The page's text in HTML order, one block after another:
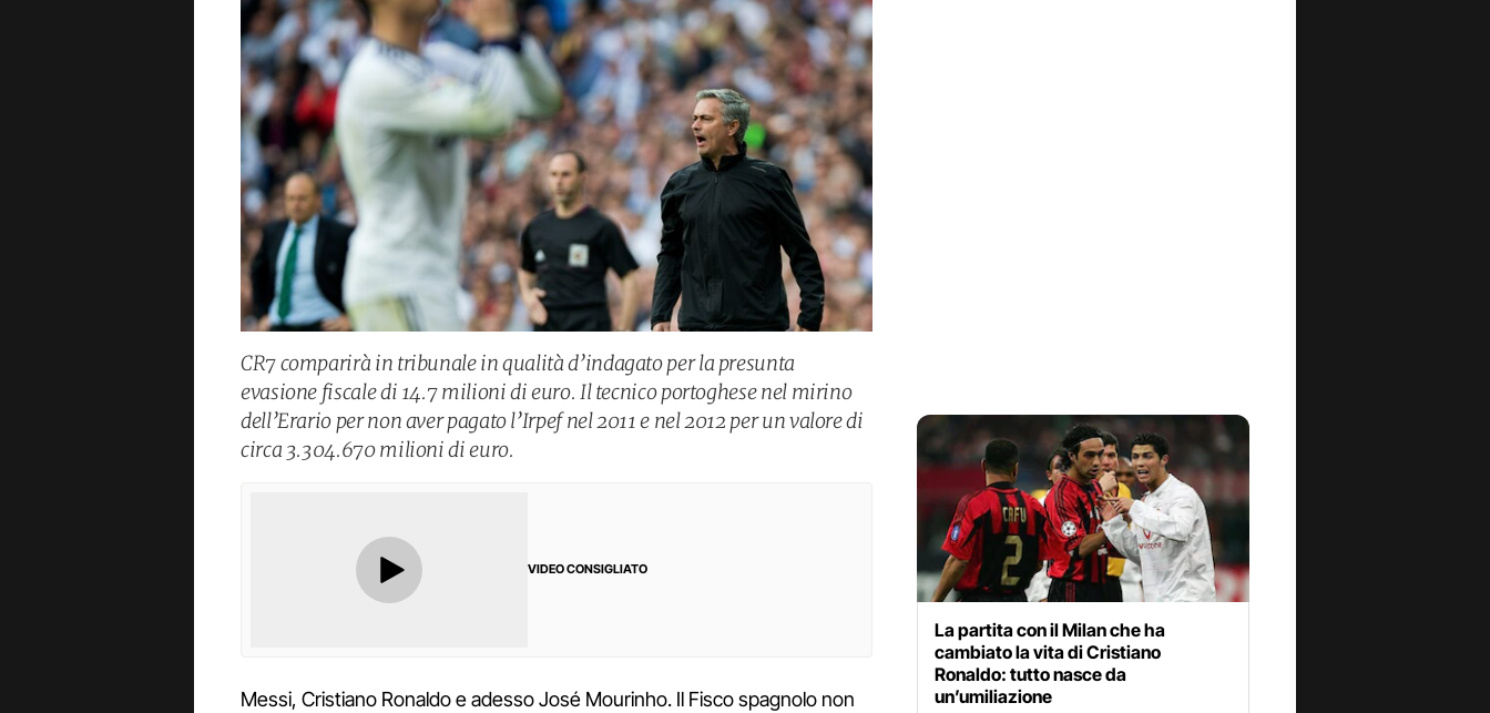
CR7 comparirà in tribunale in qualità d’indagato per la presunta
evasione fiscale di 14.7 milioni di euro. Il tecnico portoghese nel mirino
dell’Erario per non aver pagato l’Irpef nel 2011 e nel 2012 per un valore di
circa 3.304.670 milioni di euro.
VIDEO CONSIGLIATO
Messi, Cristiano Ronaldo e adesso José Mourinho. Il Fisco spagnolo non
La partita con il Milan che ha
cambiato la vita di Cristiano
Ronaldo: tutto nasce da
un’umiliazione